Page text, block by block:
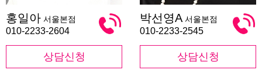
일
아
홍일아 서울본점
010-2233-2604
상담신청
선
영
박선영A 서울본점
010-2233-2545
상담신청